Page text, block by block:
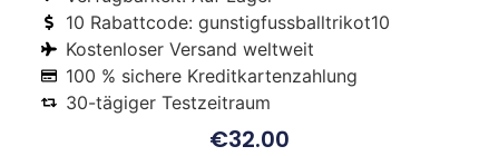
10 Rabattcode: gunstigfussballtrikot10
Kostenloser Versand weltweit
100 % sichere Kreditkartenzahlung
30-tägiger Testzeitraum
€32.00